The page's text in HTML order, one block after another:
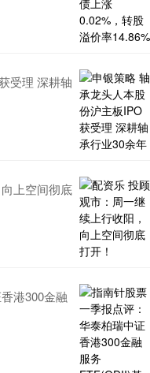
受理 深耕轴
上空间彻底
港300金融